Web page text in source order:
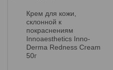
Крем для кожи,
склонной к
покраснениям
Innoaesthetics Inno-
Derma Redness Cream
50г